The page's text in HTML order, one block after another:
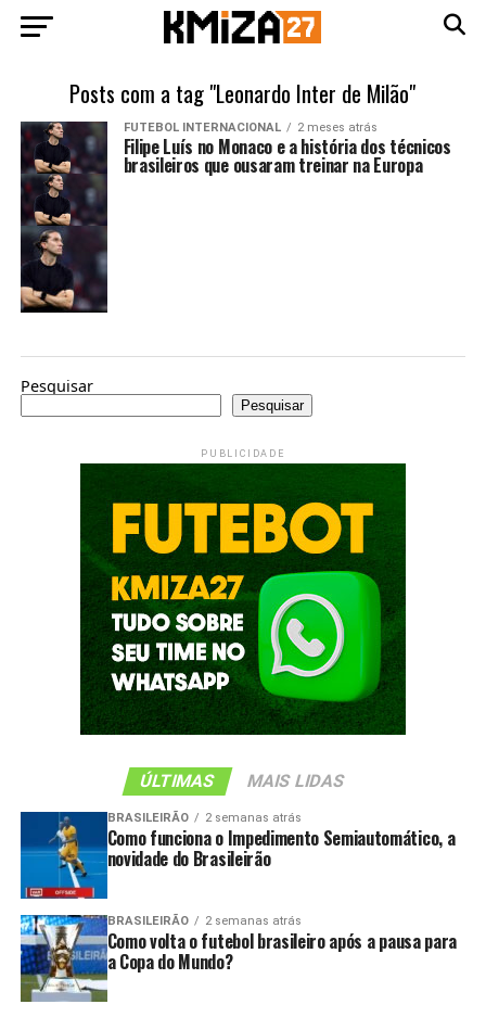
Posts com a tag "Leonardo Inter de Milão"
FUTEBOL INTERNACIONAL 2 meses atrás
Filipe Luís no Monaco e a história dos técnicos
brasileiros que ousaram treinar na Europa
Pesquisar
Pesquisar
PUBLICIDADE
ÚLTIMAS MAIS LIDAS
BRASILEIRÃO 2 semanas atrás
Como funciona o Impedimento Semiautomático, a
novidade do Brasileirão
BRASILEIRÃO 2 semanas atrás
Como volta o futebol brasileiro após a pausa para
a Copa do Mundo?